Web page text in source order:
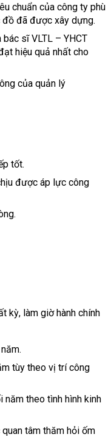
chuẩn của công ty phù
đồ đã được xây dựng.
sĩ VLTL – YHCT
hiệu quả nhất cho
của quản lý
tốt.
được áp lực công
kỳ, làm giờ hành chính
tùy theo vị trí công
năm theo tình hình kinh
tâm thăm hỏi ốm